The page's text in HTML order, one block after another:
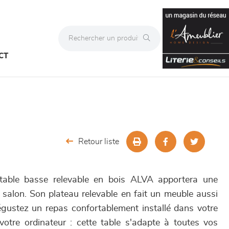
Retour liste
basse relevable en bois ALVA apportera une
Son plateau relevable en fait un meuble aussi
un repas confortablement installé dans votre
ordinateur : cette table s'adapte à toutes vos